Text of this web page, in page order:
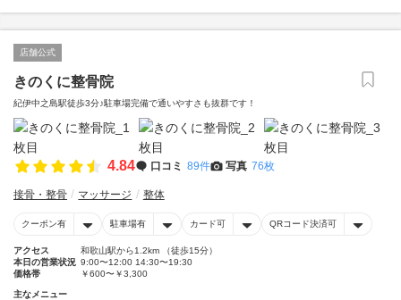
店舗公式
きのくに整骨院
紀伊中之島駅徒歩3分♪駐車場完備で通いやすさも抜群です！
4.84 口コミ 89件 写真 76枚
接骨・整骨 マッサージ 整体
クーポン有 駐車場有 カード可 QRコード決済可
アクセス
和歌山駅から1.2km （徒歩15分）
本日の営業状況 9:00〜12:00 14:30〜19:30
価格帯
￥600〜￥3,300
主なメニュー